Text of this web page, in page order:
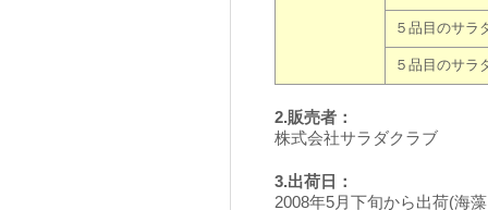
５品目のサ
５品目のサ
2.販売者：
株式会社サラダクラブ
3.出荷日：
2008年5月下旬から出荷(海